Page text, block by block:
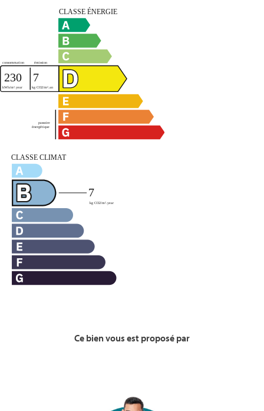
Ce bien vous est proposé par
Voir la Bio